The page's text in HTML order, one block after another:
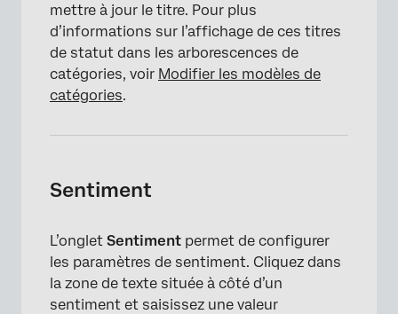
mettre à jour le titre. Pour plus
d’informations sur l’affichage de ces titres
de statut dans les arborescences de
catégories, voir Modifier les modèles de
catégories.
Sentiment
L’onglet Sentiment permet de configurer
les paramètres de sentiment. Cliquez dans
la zone de texte située à côté d’un
sentiment et saisissez une valeur